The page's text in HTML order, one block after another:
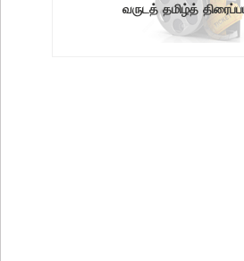
வருடத் தமிழ்த்